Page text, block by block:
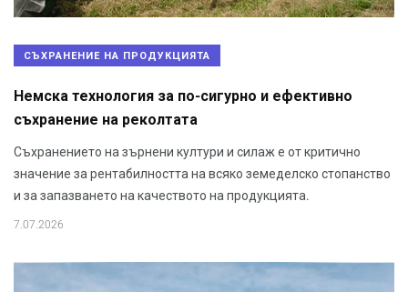
СЪХРАНЕНИЕ НА ПРОДУКЦИЯТА
Немска технология за по-сигурно и ефективно
съхранение на реколтата
Съхранението на зърнени култури и силаж е от критично
значение за рентабилността на всяко земеделско стопанство
и за запазването на качеството на продукцията.
7.07.2026